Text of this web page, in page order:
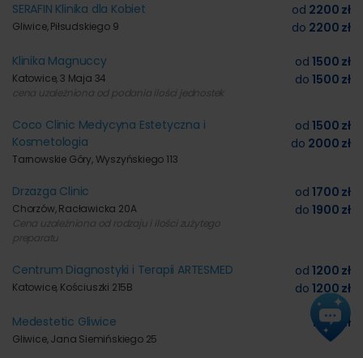
SERAFIN Klinika dla Kobiet
Gliwice, Piłsudskiego 9
od 2200 zł
do 2200 zł
Klinika Magnuccy
Katowice, 3 Maja 34
cena uzależniona od podania ilości jednostek
od1500 zł
do1500 zł
Coco Clinic Medycyna Estetyczna i
Kosmetologia
Tarnowskie Góry, Wyszyńskiego 113
od1500 zł
do 2000 zł
Drzazga Clinic
Chorzów, Racławicka 20A
Cena uzależniona od rodzaju i ilości zużytego
preparatu
od1700 zł
do1900 zł
Centrum Diagnostyki i Terapii ARTESMED
Katowice, Kościuszki 215B
od1200 zł
do1200 zł
Medestetic Gliwice
Gliwice, Jana Siemińskiego 25
1500 zł